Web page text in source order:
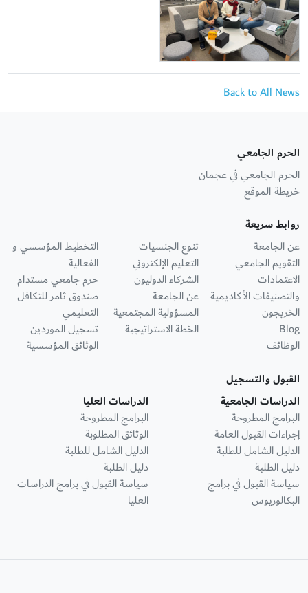
Back to All News
الحرم الجامعي
الحرم الجامعي في عجمان
خريطة الموقع
روابط سريعة
عن الجامعة
التقويم الجامعي
الاعتمادات
والتصنيفات الأكاديمية
الخريجون
Blog
الوظائف
تنوع الجنسيات
التعليم الإلكتروني
الشركاء الدوليون
عن الجامعة
المسؤولية المجتمعية
الخطة الاستراتيجية
التخطيط المؤسسي و
الفعالية
حرم جامعي مستدام
صندوق ثامر للتكافل
التعليمي
تسجيل الموردين
الوثائق المؤسسية
القبول والتسجيل
الدراسات الجامعية
البرامج المطروحة
إجراءات القبول العامة
الدليل الشامل للطلبة
دليل الطلبة
سياسة القبول في برامج
البكالوريوس
الدراسات العليا
البرامج المطروحة
الوثائق المطلوبة
الدليل الشامل للطلبة
دليل الطلبة
سياسة القبول في برامج الدراسات
العليا